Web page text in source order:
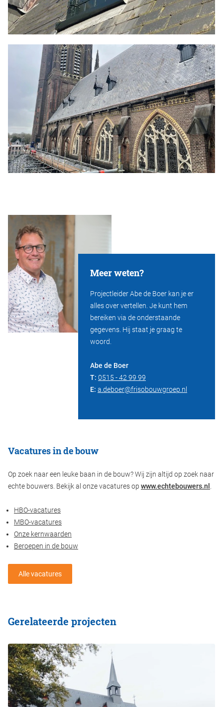
Meer weten?
Projectleider Abe de Boer kan je er
alles over vertellen. Je kunt hem
bereiken via de onderstaande
gegevens. Hij staat je graag te
woord.
Abe de Boer
T: 0515 - 42 99 99
E: a.deboer@frisobouwgroep.nl
Vacatures in de bouw
Op zoek naar een leuke baan in de bouw? Wij zijn altijd op zoek naar
echte bouwers. Bekijk al onze vacatures op www.echtebouwers.nl .
HBO-vacatures
MBO-vacatures
Onze kernwaarden
Beroepen in de bouw
Alle vacatures
Gerelateerde projecten